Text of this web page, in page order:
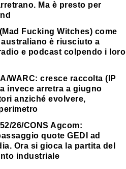
Ma è presto per
Fucking Witches) come
è riusciuto a
e podcast colpendo i loro
WARC: cresce raccolta (IP
invece arretra a giugno
anziché evolvere,
26/CONS Agcom:
quote GEDI ad
Ora si gioca la partita del
industriale